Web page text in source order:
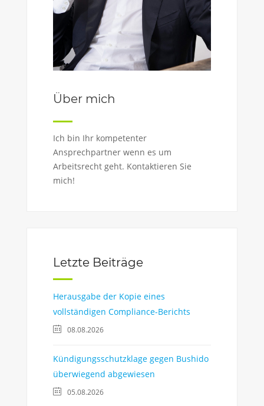
Über mich
Ich bin Ihr kompetenter
Ansprechpartner wenn es um
Arbeitsrecht geht. Kontaktieren Sie
mich!
Letzte Beiträge
Herausgabe der Kopie eines
vollständigen Compliance-Berichts
08.08.2026
Kündigungsschutzklage gegen Bushido
überwiegend abgewiesen
05.08.2026